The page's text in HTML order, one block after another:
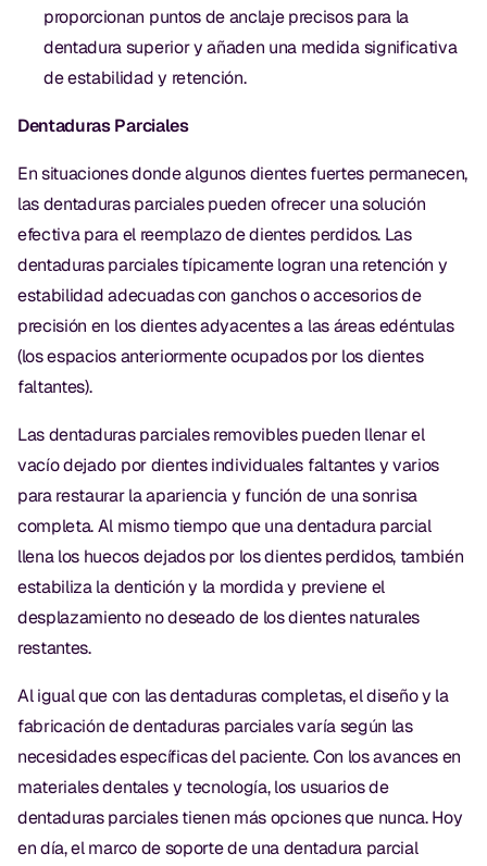
proporcionan puntos de anclaje precisos para la
dentadura superior y añaden una medida significativa
de estabilidad y retención.
Dentaduras Parciales
En situaciones donde algunos dientes fuertes permanecen,
las dentaduras parciales pueden ofrecer una solución
efectiva para el reemplazo de dientes perdidos. Las
dentaduras parciales típicamente logran una retención y
estabilidad adecuadas con ganchos o accesorios de
precisión en los dientes adyacentes a las áreas edéntulas
(los espacios anteriormente ocupados por los dientes
faltantes).
Las dentaduras parciales removibles pueden llenar el
vacío dejado por dientes individuales faltantes y varios
para restaurar la apariencia y función de una sonrisa
completa. Al mismo tiempo que una dentadura parcial
llena los huecos dejados por los dientes perdidos, también
estabiliza la dentición y la mordida y previene el
desplazamiento no deseado de los dientes naturales
restantes.
Al igual que con las dentaduras completas, el diseño y la
fabricación de dentaduras parciales varía según las
necesidades específicas del paciente. Con los avances en
materiales dentales y tecnología, los usuarios de
dentaduras parciales tienen más opciones que nunca. Hoy
en día, el marco de soporte de una dentadura parcial